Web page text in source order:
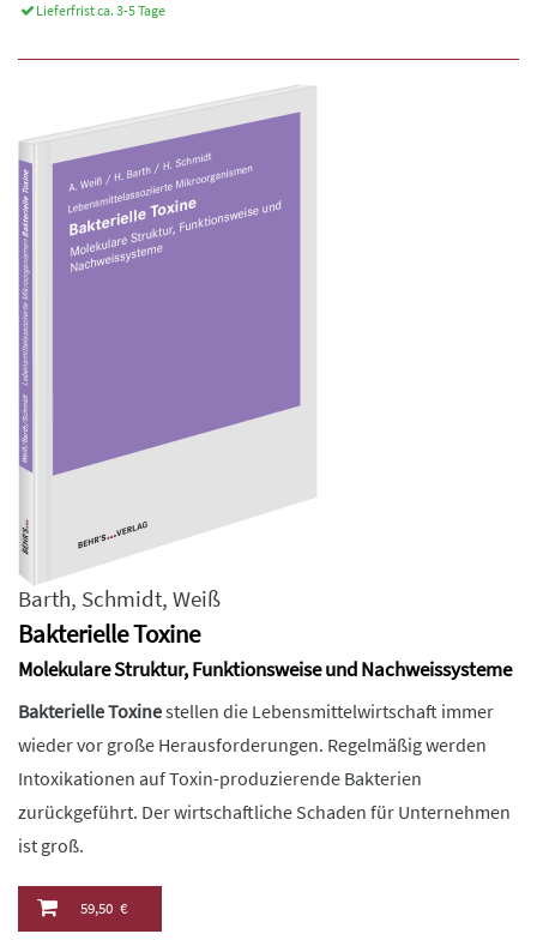
Lieferfrist ca. 3-5 Tage
Barth, Schmidt, Weiß
Bakterielle Toxine
Molekulare Struktur, Funktionsweise und Nachweissysteme
Bakterielle Toxinestellen die Lebensmittelwirtschaft immer
wieder vor große Herausforderungen. Regelmäßig werden
Intoxikationen auf Toxin-produzierende Bakterien
zurückgeführt. Der wirtschaftliche Schaden für Unternehmen
ist groß.
59,50 €